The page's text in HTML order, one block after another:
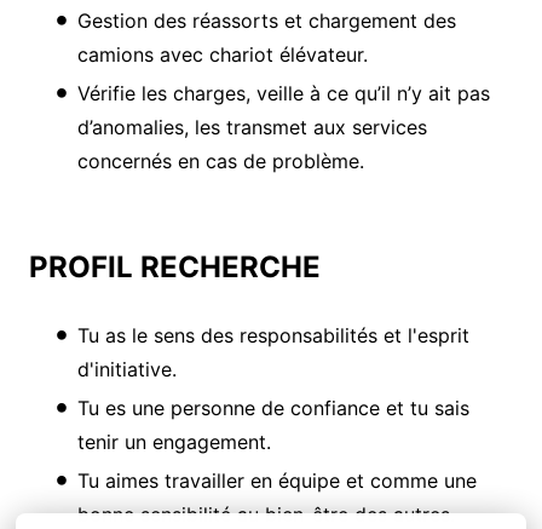
Gestion des réassorts et chargement des
camions avec chariot élévateur.
Vérifie les charges, veille à ce qu’il n’y ait pas
d’anomalies, les transmet aux services
concernés en cas de problème.
PROFIL RECHERCHE
Tu as le sens des responsabilités et l'esprit
d'initiative.
Tu es une personne de confiance et tu sais
tenir un engagement.
Tu aimes travailler en équipe et comme une
bonne sensibilité au bien-être des autres.